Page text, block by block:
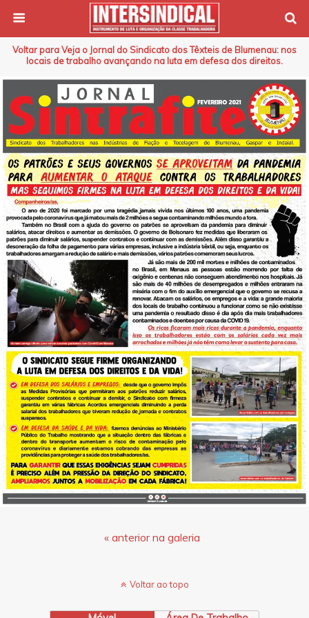
Voltar para Veja o Jornal do Sindicato dos Têxteis de Blumenau: nos
locais de trabalho avançando na luta em defesa dos direitos.
« anterior na galeria
Voltar ao topo